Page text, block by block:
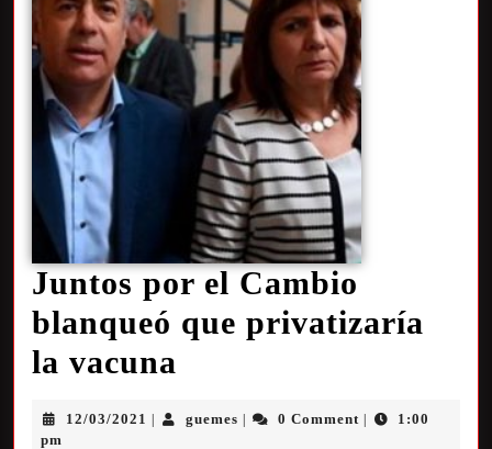
Juntos por el Cambio
blanqueó que privatizaría
la vacuna
12/03/2021 guemes 0 Comment
1:00
pm